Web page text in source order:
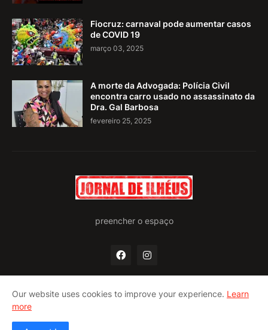
Fiocruz: carnaval pode aumentar casos
de COVID 19
março 03, 2025
A morte da Advogada: Polícia Civil
encontra carro usado no assassinato da
Dra. Gal Barbosa
fevereiro 25, 2025
preencher o espaço
Home
Our website uses cookies to improve your experience. Learn
more